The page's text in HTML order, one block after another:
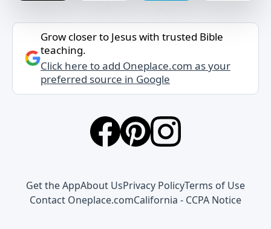
Grow closer to Jesus with trusted Bible
teaching.
Click here to add Oneplace.com as your
preferred source in Google
Get the AppAbout UsPrivacy PolicyTerms of Use
Contact Oneplace.comCalifornia - CCPA Notice